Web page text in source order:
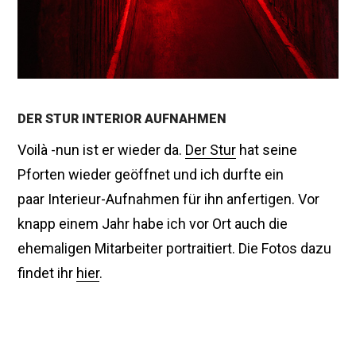
DER STUR INTERIOR AUFNAHMEN
Voilà -nun ist er wieder da. Der Stur hat seine
Pforten wieder geöffnet und ich durfte ein
paar Interieur-Aufnahmen für ihn anfertigen. Vor
knapp einem Jahr habe ich vor Ort auch die
ehemaligen Mitarbeiter portraitiert. Die Fotos dazu
findet ihr hier.